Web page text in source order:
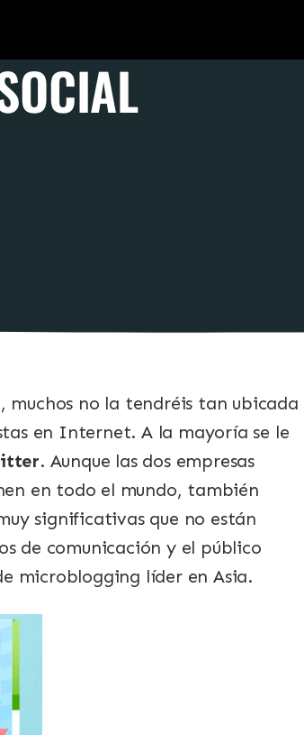
, muchos no la tendréis tan ubicada
en Internet. A la mayoría se le
. Aunque las dos empresas
en todo el mundo, también
significativas que no están
de comunicación y el público
microblogging líder en Asia.